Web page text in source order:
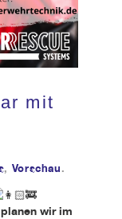
mit
, Vorschau .
planen wir im